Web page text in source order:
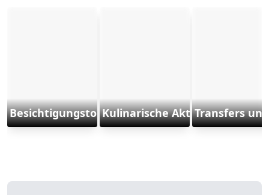
BesichtigungstourenKulinarische Aktivitäten
Transfers